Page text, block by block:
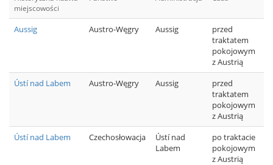
miejscowości
Aussig Austro-Węgry Aussig
przed
traktatem
pokojowym
z Austrią
Ústí nad Labem
Austro-Węgry Aussig
przed
traktatem
pokojowym
z Austrią
Ústí nad Labem
Czechosłowacja
Ústí nad
Labem
po traktacie
pokojowym
z Austrią